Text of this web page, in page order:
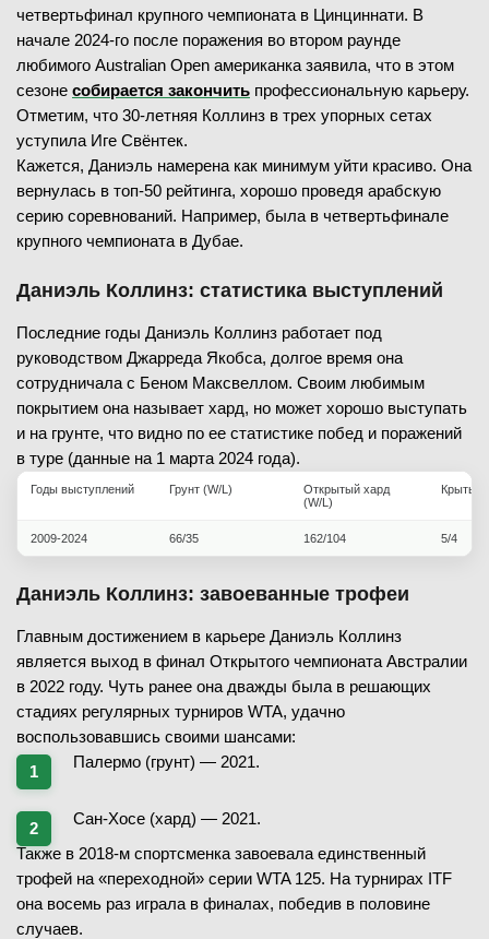
четвертьфинал крупного чемпионата в Цинциннати. В
начале 2024-го после поражения во втором раунде
любимого Australian Open американка заявила, что в этом
сезоне собирается закончить профессиональную карьеру.
Отметим, что 30-летняя Коллинз в трех упорных сетах
уступила Иге Свёнтек.
Кажется, Даниэль намерена как минимум уйти красиво. Она
вернулась в топ-50 рейтинга, хорошо проведя арабскую
серию соревнований. Например, была в четвертьфинале
крупного чемпионата в Дубае.
Даниэль Коллинз: статистика выступлений
Последние годы Даниэль Коллинз работает под
руководством Джарреда Якобса, долгое время она
сотрудничала с Беном Максвеллом. Своим любимым
покрытием она называет хард, но может хорошо выступать
и на грунте, что видно по ее статистике побед и поражений
в туре (данные на 1 марта 2024 года).
Годы выступлений Грунт (W/L)
Открытый хард
(W/L)
Крытый
2009-2024 66/35 162/104 5/4
Даниэль Коллинз: завоеванные трофеи
Главным достижением в карьере Даниэль Коллинз
является выход в финал Открытого чемпионата Австралии
в 2022 году. Чуть ранее она дважды была в решающих
стадиях регулярных турниров WTA, удачно
воспользовавшись своими шансами:
Палермо (грунт) — 2021.
Сан-Хосе (хард) — 2021.
Также в 2018-м спортсменка завоевала единственный
трофей на «переходной» серии WTA 125. На турнирах ITF
она восемь раз играла в финалах, победив в половине
случаев.